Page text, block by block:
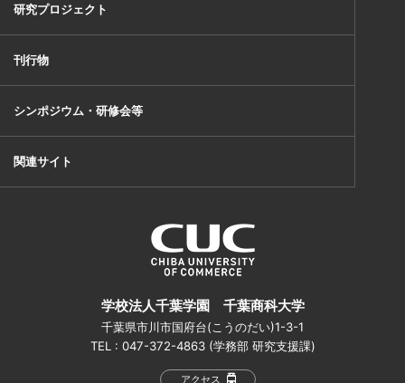
研究プロジェクト
刊行物
シンポジウム・研修会等
関連サイト
学校法人千葉学園 千葉商科大学
千葉県市川市国府台(こうのだい)1-3-1
アクセス
TEL : 047-372-4863 (学務部 研究支援課)